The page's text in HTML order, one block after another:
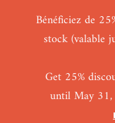
Bénéficiez de
stock (valable
Get 25%
until May